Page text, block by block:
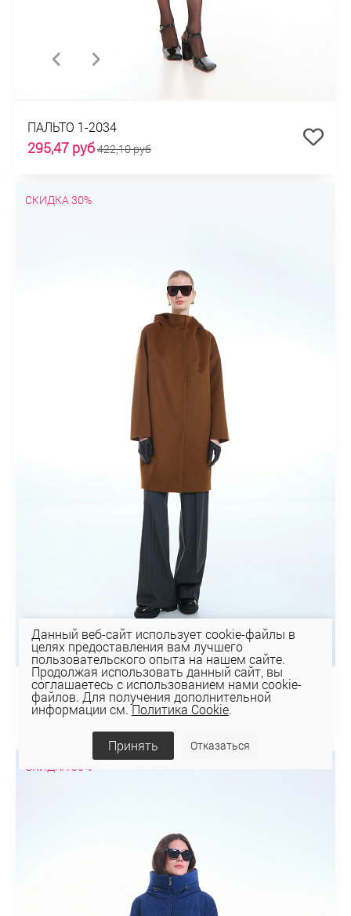
ПАЛЬТО 1-2034
295,47 руб422,10 руб
СКИДКА 30%
ПАЛЬТО 1-1716
501,27 руб716,10 руб
СКИДКА 30%
Данный веб-сайт использует cookie-файлы в
целях предоставления вам лучшего
пользовательского опыта на нашем сайте.
Продолжая использовать данный сайт, вы
соглашаетесь с использованием нами cookie-
файлов. Для получения дополнительной
информации см.Политика Cookie.
Принять Отказаться